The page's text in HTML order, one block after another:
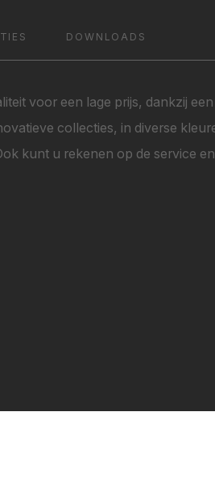
DOWNLOADS
voor een lage prijs, dankzij
collecties, in diverse
kunt u rekenen op de service